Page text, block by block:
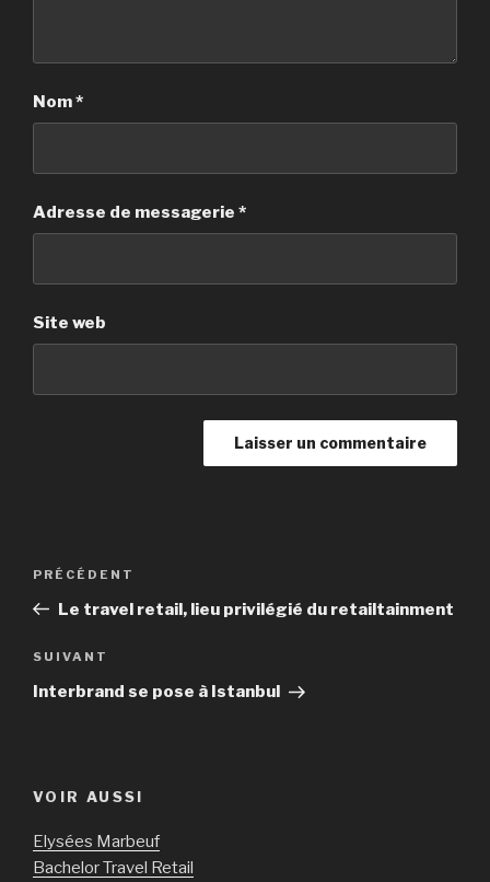
Nom*
Adresse de messagerie *
Site web
Navigation
Article
précédent
PRÉCÉDENT
Le travel retail, lieu privilégié du retailtainment
Article
suivant
SUIVANT
Interbrand se pose à Istanbul
VOIR AUSSI
Elysées Marbeuf
Bachelor Travel Retail